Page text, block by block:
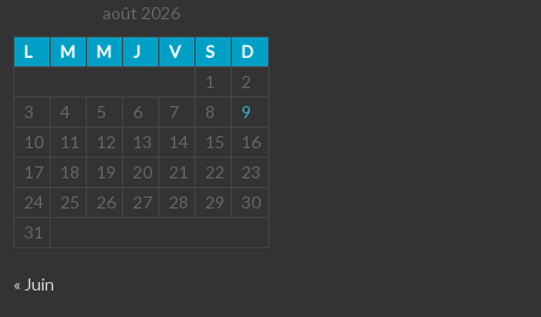
août 2026
L
M M J V S
D
1
2
3
4 5 6 7 8
9
10
11 12 13 14 15
16
17
18 19 20 21 22
23
24
25 26 27 28 29
30
31
« Juin